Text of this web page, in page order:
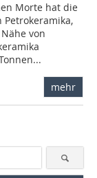
Morte hat die
von
mehr